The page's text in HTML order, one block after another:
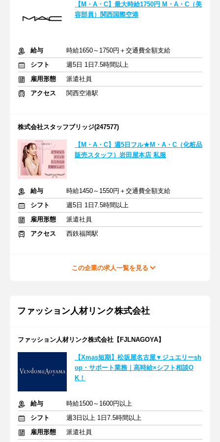
【M・A・C】最大時給1750円 M・A・C（美
容部員）関西国際空港
給与
時給1650～1750円＋交通費全額支給
シフト
週5日 1日7.5時間以上
雇用形態
派遣社員
アクセス
関西空港駅
株式会社スタッフブリッジ(247577)
【M・A・C】週5日フル★M・A・C（化粧品
販売スタッフ）岩田屋本店 私服
給与
時給1450～1550円＋交通費全額支給
シフト
週5日 1日7.5時間以上
雇用形態
派遣社員
アクセス
西鉄福岡駅
この企業の求人一覧を見る
ファッション人材リンク株式会社
ファッション人材リンク株式会社【FJLNAGOYA】
【Xmas短期】松坂屋名古屋▼ジュエリーsh
op・サポート業務｜高時給×シフト相談O
K！
給与
時給1500～1600円以上
シフト
週3日以上 1日7.5時間以上
雇用形態
派遣社員